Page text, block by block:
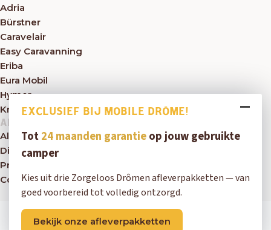
Adria
Bürstner
Caravelair
Easy Caravanning
Eriba
Eura Mobil
Hymer
Knaus
ALGEMEEN
Algemene voorwaarden
Disclaimer
Privacybeleid
Contact
Copyright © 2026 Mobile Drôme
EXCLUSIEF BIJ MOBILE DRÔME!
Tot24 maanden garantieop jouw gebruikte
camper
Kies uit drie Zorgeloos Drômen afleverpakketten — van
goed voorbereid tot volledig ontzorgd.
Bekijk onze afleverpakketten